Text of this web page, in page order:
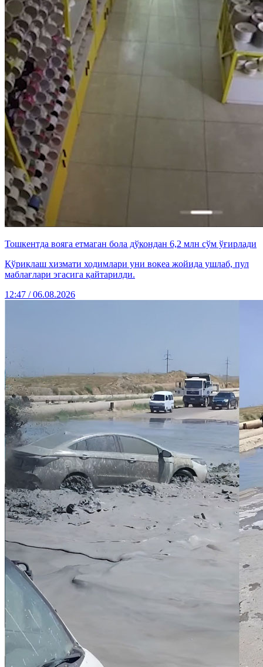
Тошкентда вояга етмаган бола дўкондан 6,2 млн сўм ўғирлади
Қўриқлаш хизмати ходимлари уни воқеа жойида ушлаб, пул
маблағлари эгасига қайтарилди.
12:47 / 06.08.2026